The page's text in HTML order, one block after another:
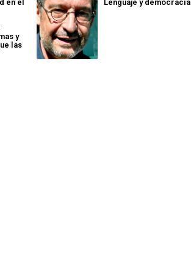
en el
y
las
Lenguaje y democracia